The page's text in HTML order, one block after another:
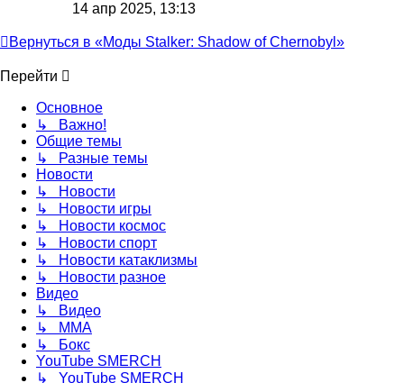
14 апр 2025, 13:13
Вернуться в «Моды Stalker: Shadow of Chernobyl»
Перейти
Основное
↳ Важно!
Общие темы
↳ Разные темы
Новости
↳ Новости
↳ Новости игры
↳ Новости космос
↳ Новости спорт
↳ Новости катаклизмы
↳ Новости разное
Видео
↳ Видео
↳ ММА
↳ Бокс
YouTube SMERCH
↳ YouTube SMERCH